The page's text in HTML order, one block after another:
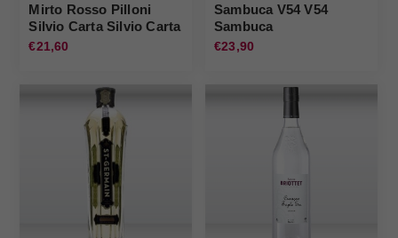
Mirto Rosso Pilloni
Silvio Carta Silvio Carta
€21,60
Sambuca V54 V54
Sambuca
€23,90